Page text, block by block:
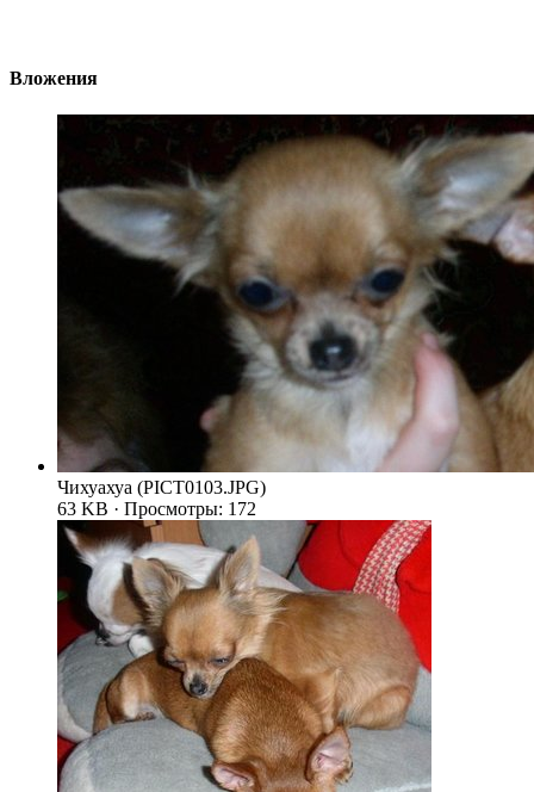
Вложения
Чихуахуа (PICT0103.JPG)
63 KB · Просмотры: 172